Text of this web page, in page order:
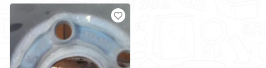
Відображати в
Сортувати за
Виберіть групу категорій